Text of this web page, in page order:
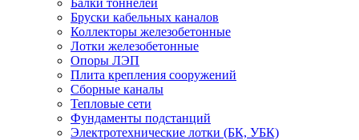
Балки тоннелей
Бруски кабельных каналов
Коллекторы железобетонные
Лотки железобетонные
Опоры ЛЭП
Плита крепления сооружений
Сборные каналы
Тепловые сети
Фундаменты подстанций
Электротехнические лотки (БК, УБК)